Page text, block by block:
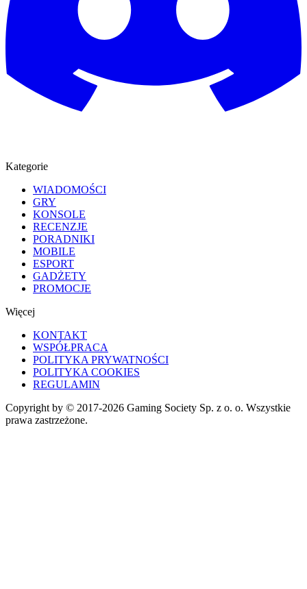
Kategorie
WIADOMOŚCI
GRY
KONSOLE
RECENZJE
PORADNIKI
MOBILE
ESPORT
GADŻETY
PROMOCJE
Więcej
KONTAKT
WSPÓŁPRACA
POLITYKA PRYWATNOŚCI
POLITYKA COOKIES
REGULAMIN
Copyright by © 2017-2026 Gaming Society Sp. z o. o. Wszystkie
prawa zastrzeżone.